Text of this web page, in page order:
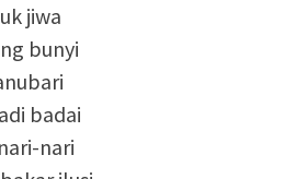
jiwa
bunyi
badai
nari